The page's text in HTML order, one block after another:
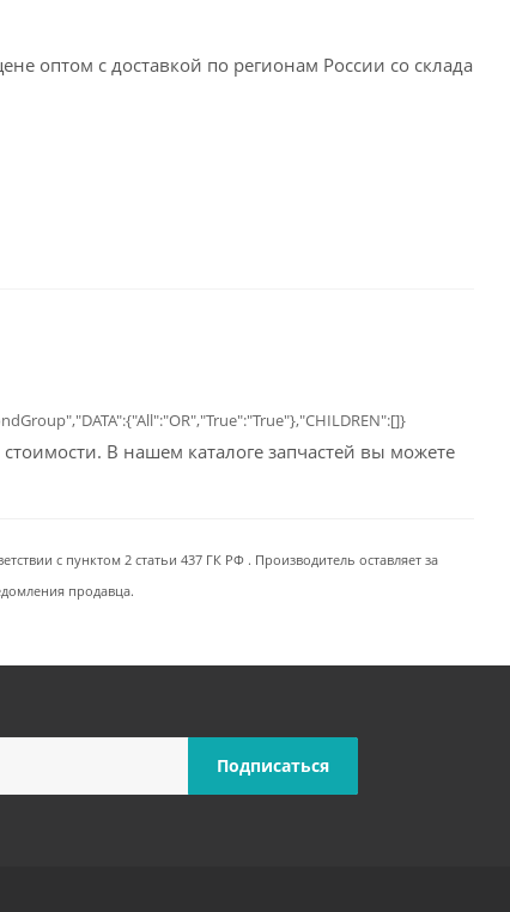
оптом с доставкой по регионам России со склада
В нашем каталоге запчастей вы можете
с пунктом 2 статьи 437 ГК РФ . Производитель оставляет за
продавца.